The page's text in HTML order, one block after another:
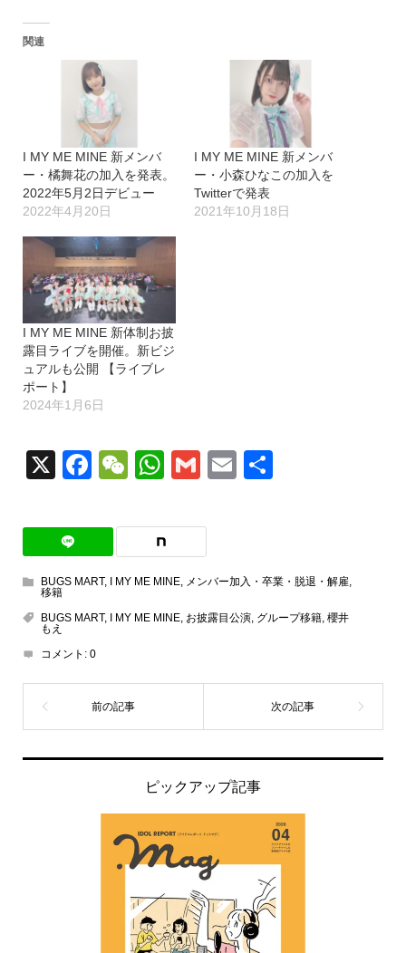
関連
I MY ME MINE 新メンバ
ー・橘舞花の加入を発表。
2022年5月2日デビュー
2022年4月20日
I MY ME MINE 新メンバ
ー・小森ひなこの加入を
Twitterで発表
2021年10月18日
I MY ME MINE 新体制お披
露目ライブを開催。新ビジ
ュアルも公開 【ライブレ
ポート】
2024年1月6日
X Facebook
WeChat
WhatsApp
GmailEmail
BUGS MART, I MY ME MINE, メンバー加入・卒業・脱退・解雇,
移籍
BUGS MART, I MY ME MINE, お披露目公演, グループ移籍, 櫻井
もえ
コメント: 0
ピックアップ記事